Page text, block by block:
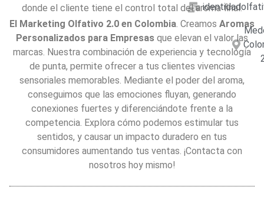
donde el cliente tiene el control total del aroma final.
El Marketing Olfativo 2.0 en Colombia . Creamos Aromas
Personalizados para Empresas que elevan el valor las
marcas. Nuestra combinación de experiencia y tecnología
de punta, permite ofrecer a tus clientes vivencias
sensoriales memorables. Mediante el poder del aroma,
conseguimos que las emociones fluyan, generando
conexiones fuertes y diferenciándote frente a la
competencia. Explora cómo podemos estimular tus
sentidos, y causar un impacto duradero en tus
consumidores aumentando tus ventas. ¡Contacta con
nosotros hoy mismo!